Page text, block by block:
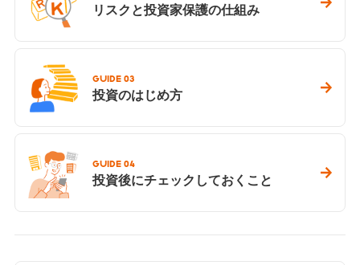
リスクと投資家保護の仕組み
GUIDE 03
投資のはじめ方
GUIDE 04
投資後にチェックしておくこと